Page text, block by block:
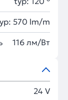
570 lm/m
116 лм/Вт
24 V